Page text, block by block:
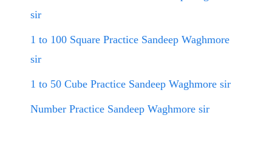
sir
1 to 100 Square Practice Sandeep Waghmore
sir
1 to 50 Cube Practice Sandeep Waghmore sir
Number Practice Sandeep Waghmore sir